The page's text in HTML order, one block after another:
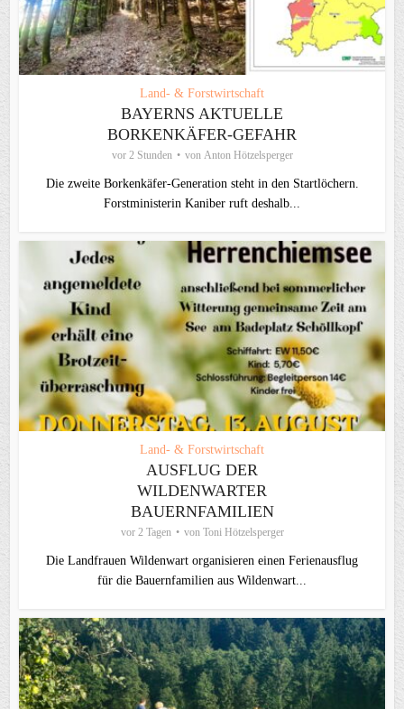
Land- & Forstwirtschaft
BAYERNS AKTUELLE
BORKENKÄFER-GEFAHR
vor 2 Stunden von Anton Hötzelsperger
Die zweite Borkenkäfer-Generation steht in den Startlöchern.
Forstministerin Kaniber ruft deshalb...
Land- & Forstwirtschaft
AUSFLUG DER
WILDENWARTER
BAUERNFAMILIEN
vor 2 Tagen von Toni Hötzelsperger
Die Landfrauen Wildenwart organisieren einen Ferienausflug
für die Bauernfamilien aus Wildenwart...